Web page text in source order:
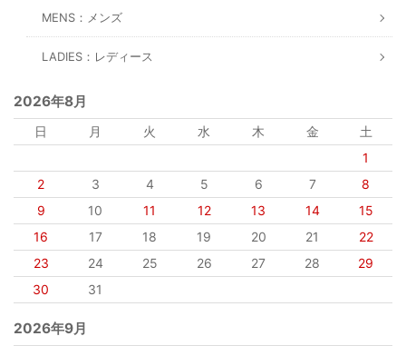
MENS：メンズ
LADIES：レディース
2026年8月
日 月 火 水 木 金
土
1
2
3 4 5 6 7
8
9
10 11 12 13 14
15
16
17 18 19 20 21
22
23
24 25 26 27 28
29
30
31
2026年9月